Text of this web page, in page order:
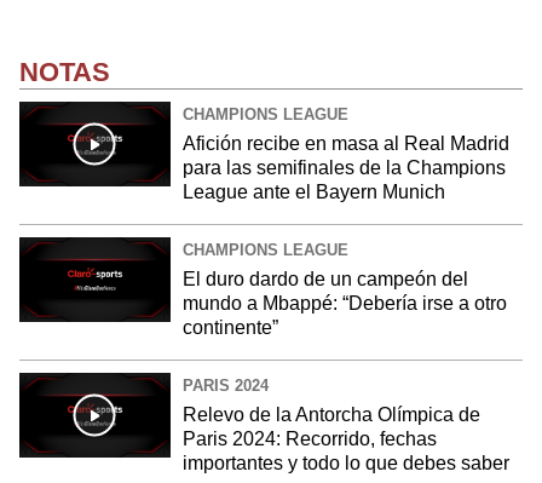
NOTAS
CHAMPIONS LEAGUE
Afición recibe en masa al Real Madrid
para las semifinales de la Champions
League ante el Bayern Munich
CHAMPIONS LEAGUE
El duro dardo de un campeón del
mundo a Mbappé: “Debería irse a otro
continente”
PARIS 2024
Relevo de la Antorcha Olímpica de
Paris 2024: Recorrido, fechas
importantes y todo lo que debes saber